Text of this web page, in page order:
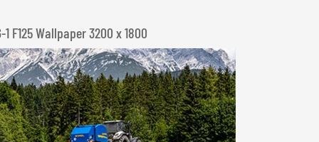
1 F125 Wallpaper 3200 x 1800